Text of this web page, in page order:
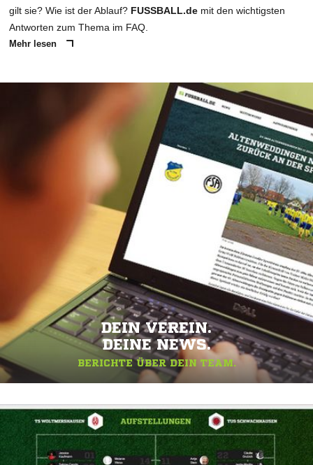
gilt sie? Wie ist der Ablauf? FUSSBALL.de mit den wichtigsten
Antworten zum Thema im FAQ.
Mehr lesen
DEIN VEREIN.
DEINE NEWS.
BERICHTE ÜBER DEIN TEAM.